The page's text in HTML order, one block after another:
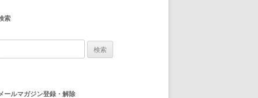
索
ールマガジン登録・解除